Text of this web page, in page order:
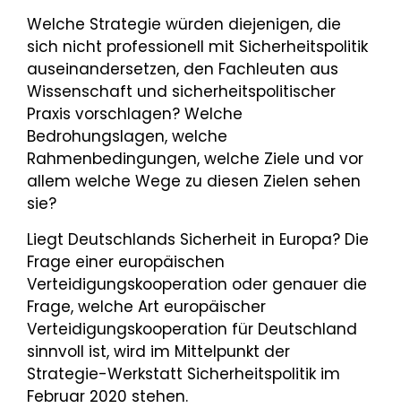
Welche Strategie würden diejenigen, die
sich nicht professionell mit Sicherheitspolitik
auseinandersetzen, den Fachleuten aus
Wissenschaft und sicherheitspolitischer
Praxis vorschlagen? Welche
Bedrohungslagen, welche
Rahmenbedingungen, welche Ziele und vor
allem welche Wege zu diesen Zielen sehen
sie?
Liegt Deutschlands Sicherheit in Europa? Die
Frage einer europäischen
Verteidigungskooperation oder genauer die
Frage, welche Art europäischer
Verteidigungskooperation für Deutschland
sinnvoll ist, wird im Mittelpunkt der
Strategie-Werkstatt Sicherheitspolitik im
Februar 2020 stehen.